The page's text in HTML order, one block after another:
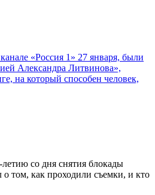
«Россия 1» 27 января, были
Александра Литвинова»,
на который способен человек,
со дня снятия блокады
том, как проходили съемки, и кто